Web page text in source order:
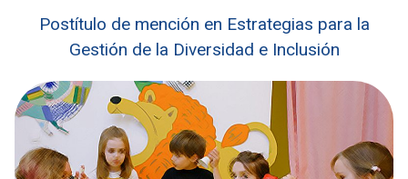
Postítulo de mención en Estrategias para la
Gestión de la Diversidad e Inclusión